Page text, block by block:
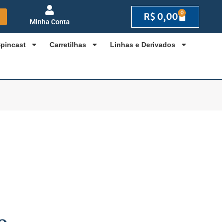
Minha Conta R$ 0,00 0
Carretilhas Linhas e Derivados